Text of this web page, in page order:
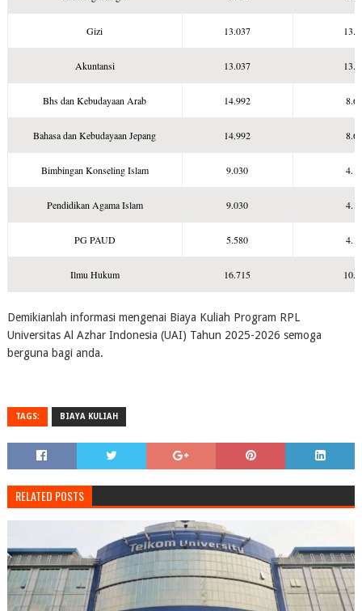
Gizi 13.037
Akuntansi 13.037
Bhs dan Kebudayaan Arab 14.992
Bahasa dan Kebudayaan Jepang 14.992
Bimbingan Konseling Islam 9.030
Pendidikan Agama Islam 9.030
PG PAUD 5.580
Ilmu Hukum 16.715
Demikianlah informasi mengenai Biaya Kuliah Program RPL
Universitas Al Azhar Indonesia (UAI) Tahun 2025-2026 semoga
berguna bagi anda.
TAGS: BIAYA KULIAH
RELATED POSTS